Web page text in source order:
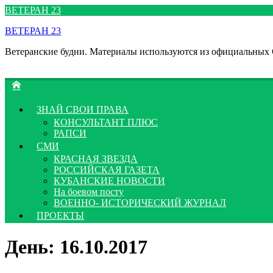
Перейти
содержимому
ВЕТЕРАН 23
ВЕТЕРАН 23
Ветеранские будни. Материалы используются из
ЗНАЙ СВОИ ПРАВА
КОНСУЛЬТАНТ ПЛЮС
РАПСИ
СМИ
КРАСНАЯ ЗВЕЗДА
РОССИЙСКАЯ ГАЗЕТА
КУБАНСКИЕ НОВОСТИ
На боевом посту
ВОЕННО- ИСТОРИЧЕСКИЙ ЖУРНАЛ
ПРОЕКТЫ
День: 16.10.2017